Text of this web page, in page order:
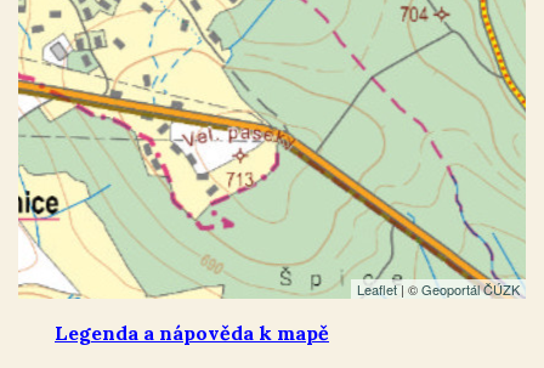
Leaflet| ©Geoportál ČÚZK
Legenda a nápověda k mapě